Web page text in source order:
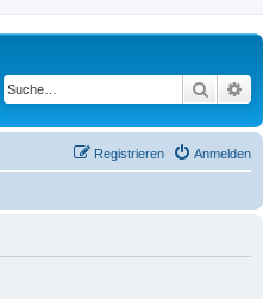
Suche
Anmelden
Registrieren